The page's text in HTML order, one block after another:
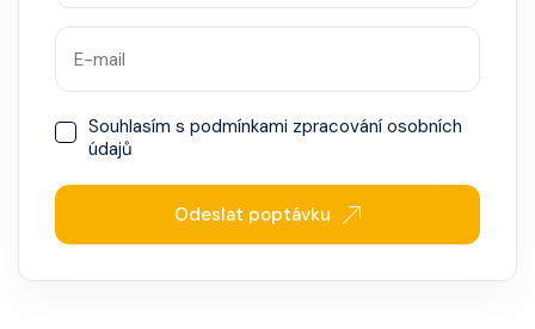
Souhlasím s podmínkami zpracování osobních
údajů
Odeslat poptávku